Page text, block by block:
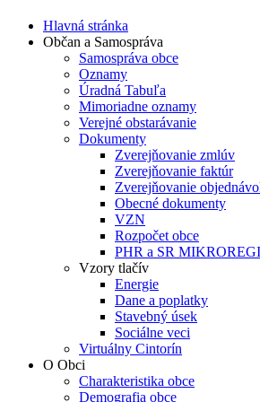
Hlavná stránka
Občan a Samospráva
Samospráva obce
Oznamy
Úradná Tabuľa
Mimoriadne oznamy
Verejné obstarávanie
Dokumenty
Zverejňovanie zmlúv
Zverejňovanie faktúr
Zverejňovanie
Obecné dokumenty
VZN
Rozpočet obce
PHR a SR
Vzory tlačív
Energie
Dane a poplatky
Stavebný úsek
Sociálne veci
Virtuálny Cintorín
O Obci
Charakteristika obce
Demografia obce